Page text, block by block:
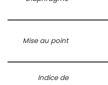
Mise au point
Indice de